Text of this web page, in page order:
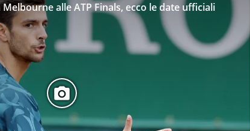
alle ATP Finals, ecco le date ufficiali